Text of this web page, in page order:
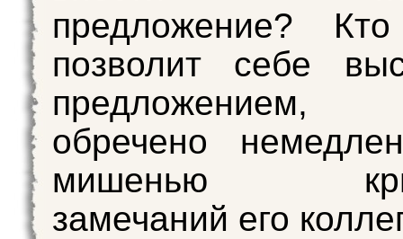
предложение?
позволит себе
предложением,
обречено
мишенью
замечаний его